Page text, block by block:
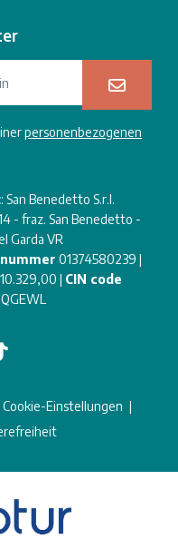
personenbezogenen
: San Benedetto S.r.l.
- fraz. San Benedetto -
Garda VR
01374580239 |
| CIN code
Cookie-Einstellungen